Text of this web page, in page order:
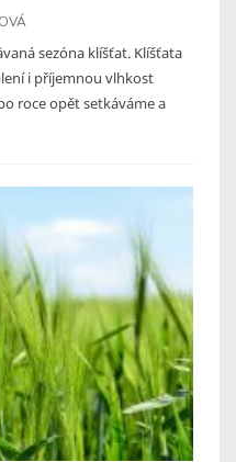
sezóna klíšťat. Klíšťata
i příjemnou vlhkost
roce opět setkáváme a